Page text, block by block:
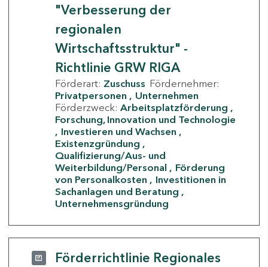
"Verbesserung der
regionalen
Wirtschaftsstruktur" -
Richtlinie GRW RIGA
Förderart: Zuschuss Fördernehmer:
Privatpersonen
Unternehmen
Förderzweck: Arbeitsplatzförderung
Forschung, Innovation und Technologie
Investieren und Wachsen
Existenzgründung
Qualifizierung/Aus- und
Weiterbildung/Personal
Förderung
von Personalkosten
Investitionen in
Sachanlagen und Beratung
Unternehmensgründung
Förderrichtlinie Regionales